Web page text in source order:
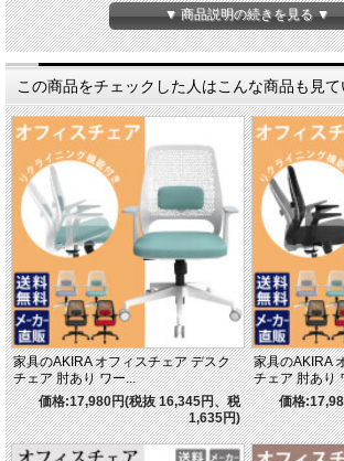
長時間デスク作業をしても熱がこもらず快適に過ごせます
○程よい弾力性のあるチップウレタンクッション
○耐久性が高く、傷や衝撃にも強い丈夫なスチール脚
○スムーズに移動ができる強固なキャスター
○選べるカラーは3色！ グレー/レッド/ブラック
▼ 商品説明の続きを見る ▼
この商品をチェックした人はこんな商品も見て
家具のAKIRA オフィスチェア デスク
チェア 肘あり ワー...
価格:17,980円(税抜 16,345円、税
1,635円)
家具のAKIRA
チェア 肘あり
価格